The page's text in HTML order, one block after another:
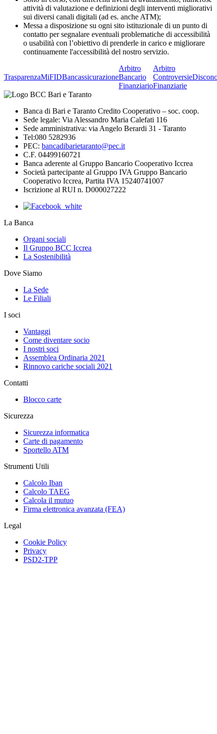
attività di valutazione e definizioni degli interventi migliorativi
sui diversi canali digitali (ad es. anche ATM);
Messa a disposizione su ogni sito istituzionale di un punto di
contatto per segnalare eventuali problematiche di accessibilità
o usabilità con l’obiettivo di prenderle in carico e migliorare
continuamente l'accessibilità del nostro servizio.
TrasparenzaMiFIDBancassicurazione
Arbitro
Bancario
Finanziario
Arbitro
Controversie
Finanziarie
Banca di Bari e Taranto Credito Cooperativo – soc. coop.
Sede legale: Via Alessandro Maria Calefati 116
Sede amministrativa: via Angelo Berardi 31 - Taranto
Tel:080 5282936
PEC: bancadibarietaranto@pec.it
C.F. 04499160721
Banca aderente al Gruppo Bancario Cooperativo Iccrea
Società partecipante al Gruppo IVA Gruppo Bancario
Cooperativo Iccrea, Partita IVA 15240741007
Iscrizione al RUI n. D000027222
La Banca
Organi sociali
Il Gruppo BCC Iccrea
La Sostenibilità
Dove Siamo
La Sede
Le Filiali
I soci
Vantaggi
Come diventare socio
I nostri soci
Assemblea Ordinaria 2021
Rinnovo cariche sociali 2021
Contatti
Blocco carte
Sicurezza
Sicurezza informatica
Carte di pagamento
Sportello ATM
Strumenti Utili
Calcolo Iban
Calcolo TAEG
Calcola il mutuo
Firma elettronica avanzata (FEA)
Legal
Cookie Policy
Privacy
PSD2-TPP